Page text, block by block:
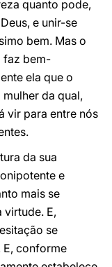
quanto pode,
e unir-se
bem. Mas o
faz bem-
ela que o
da qual,
vir para entre nós
da sua
e
mais se
virtude. E,
se
E, conforme